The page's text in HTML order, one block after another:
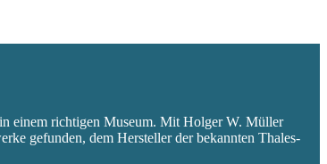
einem richtigen Museum. Mit Holger W. Müller
gefunden, dem Hersteller der bekannten Thales-